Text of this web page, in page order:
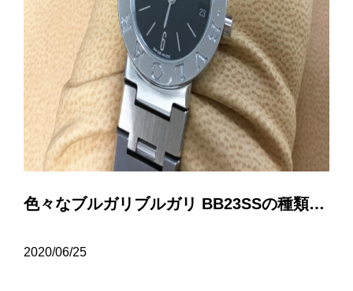
色々なブルガリブルガリ BB23SSの種類について…
2020/06/25